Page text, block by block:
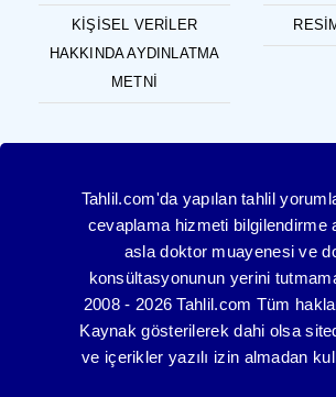
KIŞISEL VERILER
HAKKINDA AYDINLATMA
METNI
Tahlil.com'da yapılan tahlil
cevaplama hizmeti bilgilendirme
asla doktor muayenesi ve
konsültasyonunun yerini
2008 - 2026 Tahlil.com Tüm
Kaynak gösterilerek dahi olsa
ve içerikler yazılı izin almadan